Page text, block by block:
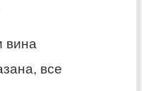
вина
все